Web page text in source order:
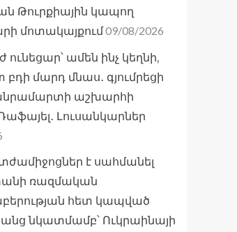
Թուրքիային կապող
մոտակայքում09/08/2026
ունեցար՝ ամեն ինչ կեղնի,
բդի մարդ մնաս․ գյումրեցի
աշխարհի
Լուսանկարներ
է սահմանել
ռազմական
հետ կապված
նկատմամբ՝ Ուկրաինայի